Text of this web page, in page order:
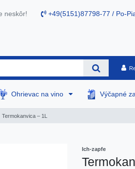
neskôr! +49(5151)87798-77 / Po-
Ohrievac na vino Výčapné
Termokanvica – 1L
Ich-zapfe